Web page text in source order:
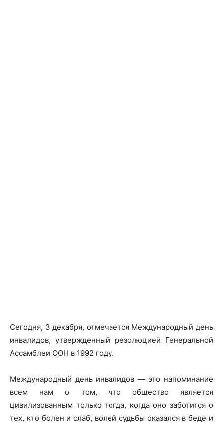
Сегодня, 3 декабря, отмечается Международный день
инвалидов, утвержденный резолюцией Генеральной
Ассамблеи ООН в 1992 году.
Международный день инвалидов — это напоминание
всем нам о том, что общество является
цивилизованным только тогда, когда оно заботится о
тех, кто болен и слаб, волей судьбы оказался в беде и